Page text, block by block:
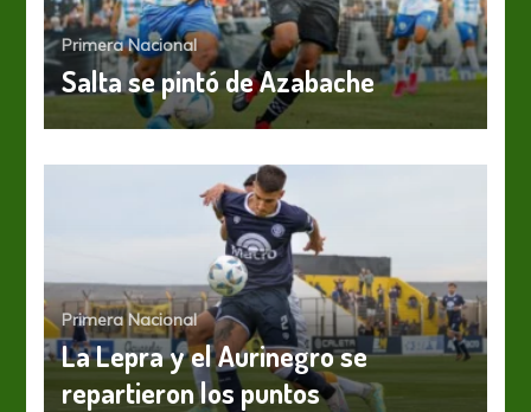
Primera Nacional
Salta se pintó de Azabache
Primera Nacional
La Lepra y el Aurinegro se
repartieron los puntos